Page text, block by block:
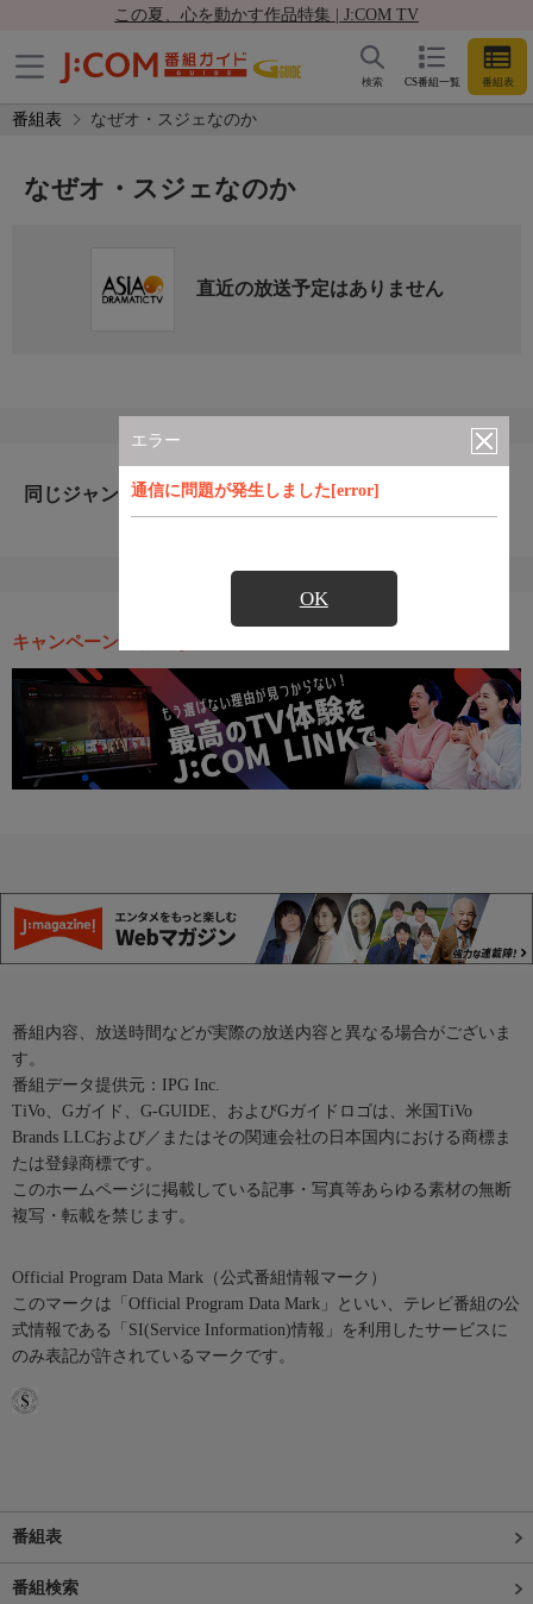
この夏、心を動かす作品特集 | J:COM TV
CS番組一覧 番組表
検索
番組表 なぜオ・スジェなのか
エラー
通信に問題が発生しました[error]
OK
なぜオ・スジェなのか
直近の放送予定はありません
同じジャンルのおすすめ番組
キャンペーン・お得な情報
番組内容、放送時間などが実際の放送内容と異なる場合がございま
す。
番組データ提供元：IPG Inc.
TiVo、Gガイド、G-GUIDE、およびGガイドロゴは、米国TiVo
Brands LLCおよび／またはその関連会社の日本国内における商標ま
たは登録商標です。
このホームページに掲載している記事・写真等あらゆる素材の無断
複写・転載を禁じます。
Official Program Data Mark（公式番組情報マーク）
このマークは「Official Program Data Mark」といい、テレビ番組の公
式情報である「SI(Service Information)情報」を利用したサービスに
のみ表記が許されているマークです。
番組表
番組検索